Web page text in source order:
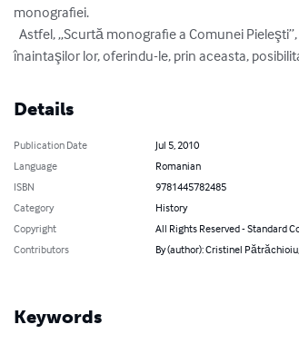
monografiei.
  Astfel, „Scurtă monografie a Comunei Pieleşti”, vine să întâmpine acea nevoie uriaşă a locuitorilor de cunoaştere a istoriei
înaintaşilor lor, oferindu-le, prin aceasta,
Details
Publication Date
Jul 5, 2010
Language
Romanian
ISBN
9781445782485
Category
History
Copyright
All Rights Reserved - Standard
Contributors
By (author): Cristinel
Keywords